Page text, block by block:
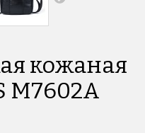
кожаная
M7602A